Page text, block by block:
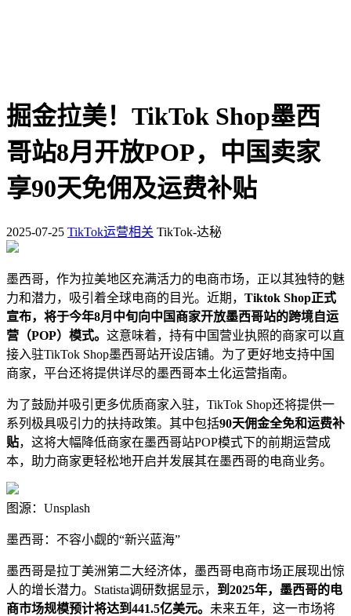
掘金拉美！TikTok Shop墨西
哥站8月开放POP，中国卖家
享90天免佣及运费补贴
2025-07-25 TikTok运营相关 TikTok-达秘
墨西哥，作为拉美地区充满活力的电商市场，正以其独特的魅
力和潜力，吸引着全球电商的目光。近期， Tiktok Shop正式
宣布，将于今年8月中旬向中国商家开放墨西哥站的跨境自运
营（POP）模式。 这意味着，持有中国营业执照的商家可以直
接入驻TikTok Shop墨西哥站开设店铺。为了更好地支持中国
商家，平台还将提供详尽的墨西哥本土化运营指南。
为了鼓励并吸引更多优质商家入驻，TikTok Shop还将提供一
系列极具吸引力的扶持政策。其中包括90天佣金全免和运费补
贴，这将大幅降低商家在墨西哥站POP模式下的前期运营成
本，助力商家更轻松地开启并发展其在墨西哥的电商业务。
图源：Unsplash
墨西哥：不容小觑的“新兴蓝海”
墨西哥是拉丁美洲第二大经济体，墨西哥电商市场正展现出惊
人的增长潜力。Statista调研数据显示， 到2025年，墨西哥的电
商市场规模预计将达到441.5亿美元。 未来五年，这一市场将